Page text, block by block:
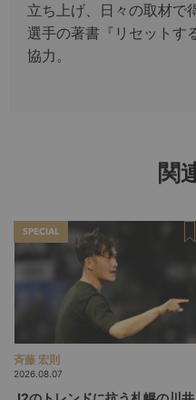
立ち上げ、日々の取材で
選手の著書『リセットす
協力。
関
SPECIAL
斉藤 宏則
2026.08.07